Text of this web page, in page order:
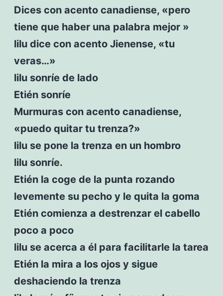
Dices con acento canadiense, «pero
tiene que haber una palabra mejor »
lilu dice con acento Jienense, «tu
veras…»
lilu sonríe de lado
Etién sonríe
Murmuras con acento canadiense,
«puedo quitar tu trenza?»
lilu se pone la trenza en un hombro
lilu sonríe.
Etién la coge de la punta rozando
levemente su pecho y le quita la goma
Etién comienza a destrenzar el cabello
poco a poco
lilu se acerca a él para facilitarle la tarea
Etién la mira a los ojos y sigue
deshaciendo la trenza